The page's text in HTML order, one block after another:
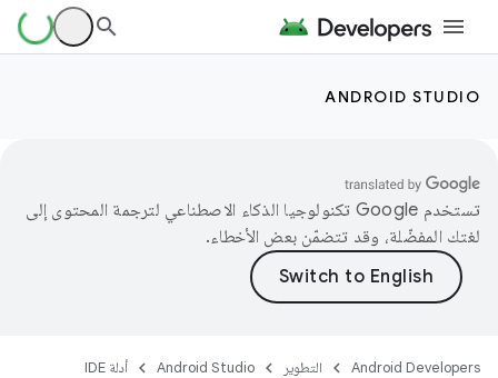
ANDROID STUDIO
تستخدم Google تكنولوجيا الذكاء الاصطناعي لترجمة المحتوى إلى
لغتك المفضّلة، وقد تتضمّن بعض الأخطاء.
Android Developers التطوير Android Studio أدلة IDE